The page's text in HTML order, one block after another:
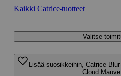
Kaikki Catrice-tuotteet
Valitse
Lisää suosikkeihin, Catrice
Cloud Mauve